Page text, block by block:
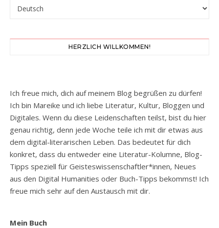
Sprache auswählen
HERZLICH WILLKOMMEN!
Ich freue mich, dich auf meinem Blog begrüßen zu dürfen!
Ich bin Mareike und ich liebe Literatur, Kultur, Bloggen und
Digitales. Wenn du diese Leidenschaften teilst, bist du hier
genau richtig, denn jede Woche teile ich mit dir etwas aus
dem digital-literarischen Leben. Das bedeutet für dich
konkret, dass du entweder eine Literatur-Kolumne, Blog-
Tipps speziell für Geisteswissenschaftler*innen, Neues
aus den Digital Humanities oder Buch-Tipps bekommst! Ich
freue mich sehr auf den Austausch mit dir.
Mein Buch